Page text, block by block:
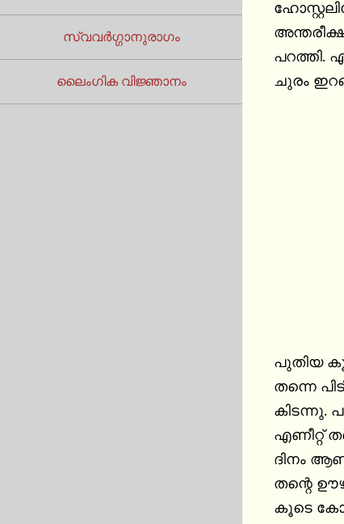
സ്വവർഗ്ഗാനുരാഗം
ലൈംഗിക വിജ്ഞാനം
പറത്തി.
ചുരം
പുതിയ
തന്നെ
കിടന്നു.
എണീറ്റ്
ദിനം
തന്റെ ഊഴം
കൂടെ